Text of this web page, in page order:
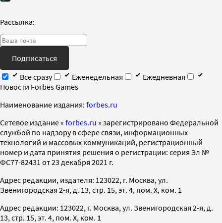
Рассылка:
Подписаться
Все сразу
Еженедельная
Ежедневная
Новости Forbes Games
Наименование издания: forbes.ru
Cетевое издание « forbes.ru » зарегистрировано Федеральной
службой по надзору в сфере связи, информационных
технологий и массовых коммуникаций, регистрационный
номер и дата принятия решения о регистрации: серия Эл №
ФС77-82431 от 23 декабря 2021 г.
Адрес редакции, издателя: 123022, г. Москва, ул.
Звенигородская 2-я, д. 13, стр. 15, эт. 4, пом. X, ком. 1
Адрес редакции: 123022, г. Москва, ул. Звенигородская 2-я, д.
13, стр. 15, эт. 4, пом. X, ком. 1